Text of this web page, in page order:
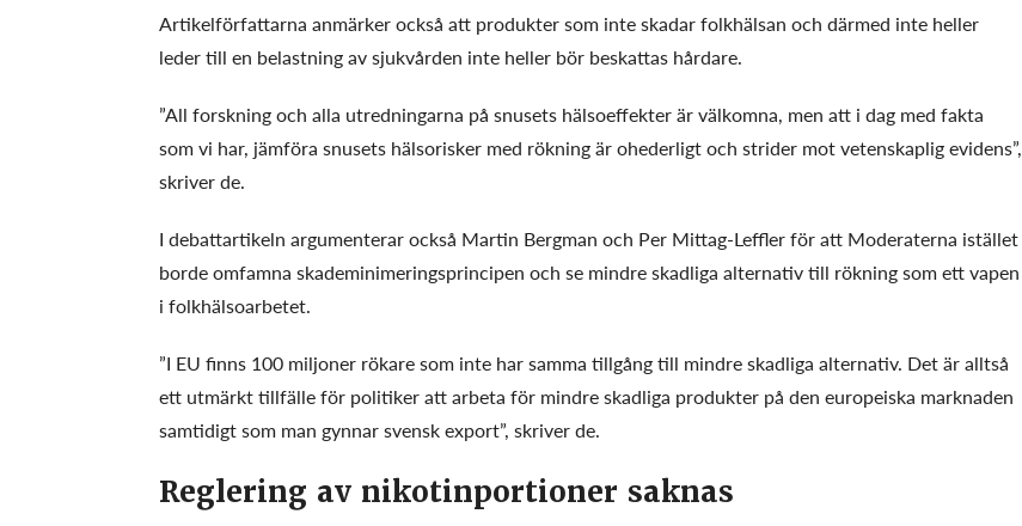
Artikelförfattarna anmärker också att produkter som inte skadar folkhälsan och därmed inte heller
leder till en belastning av sjukvården inte heller bör beskattas hårdare.
”All forskning och alla utredningarna på snusets hälsoeffekter är välkomna, men att i dag med fakta
som vi har, jämföra snusets hälsorisker med rökning är ohederligt och strider mot vetenskaplig evidens”,
skriver de.
I debattartikeln argumenterar också Martin Bergman och Per Mittag-Leffler för att Moderaterna istället
borde omfamna skademinimeringsprincipen och se mindre skadliga alternativ till rökning som ett vapen
i folkhälsoarbetet.
”I EU finns 100 miljoner rökare som inte har samma tillgång till mindre skadliga alternativ. Det är alltså
ett utmärkt tillfälle för politiker att arbeta för mindre skadliga produkter på den europeiska marknaden
samtidigt som man gynnar svensk export”, skriver de.
Reglering av nikotinportioner saknas